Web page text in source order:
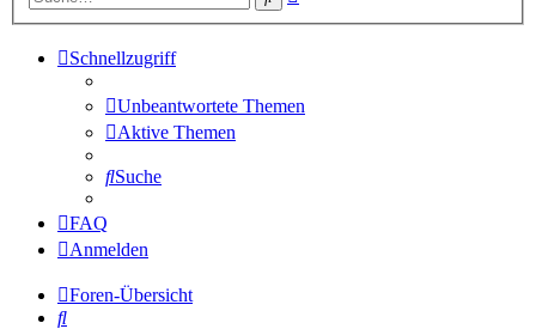
Schnellzugriff
Unbeantwortete Themen
Aktive Themen
Suche
FAQ
Anmelden
Foren-Übersicht
Suche